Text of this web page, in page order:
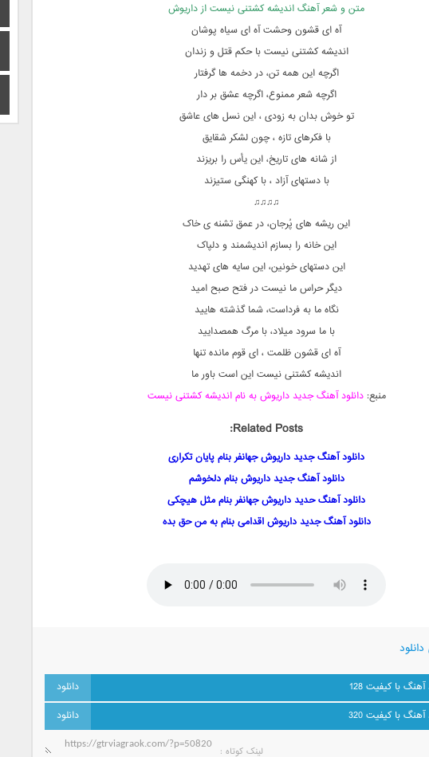
متن و شعر آهنگ اندیشه کشتنی نیست از داریوش
آه ای قشون وحشت آه ای سیاه پوشان
اندیشه کشتنی نیست با حکم قتل و زندان
اگرچه این همه تن، در دخمه ها گرفتار
اگرچه شعر ممنوع، اگرچه عشق بر دار
تو خوش بدان به زودی ، این نسل های عاشق
با فکرهای تازه ، چون لشکر شقایق
از شانه های تاریخ، این یأس را بریزند
با دستهای آزاد ، با کهنگی ستیزند
♫♫♫♫
این ریشه های پُرجان، در عمق تشنه ی خاک
این خانه را بسازم اندیشمند و دلپاک
این دستهای خونین، این سایه های تهدید
دیگر حراس ما نیست در فتح صبح امید
نگاه ما به فرداست، شما گذشته هایید
با ما سرود میلاد، با مرگ همصدایید
آه ای قشون ظلمت ، ای قوم مانده تنها
اندیشه کشتنی نیست این است باور ما
منبع:دانلود آهنگ جدید داریوش به نام اندیشه کشتنی نیست
Related Posts:
دانلود آهنگ جدید داریوش جهانفر بنام پایان تکراری
دانلود آهنگ جدید داریوش بنام دلخوشم
دانلود آهنگ حدید داریوش جهانفر بنام مثل هیچکی
دانلود آهنگ جدید داریوش اقدامی بنام به من حق بده
آهنگ با کیفیت 128
آهنگ با کیفیت 320
لینک کوتاه‌ :